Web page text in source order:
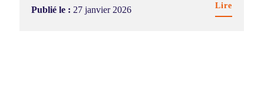
Publié le : 27 janvier 2026 Lire